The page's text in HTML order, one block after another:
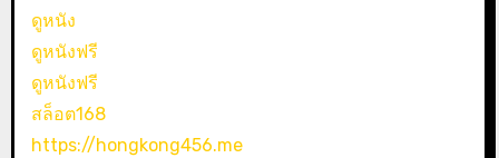
ดูหนัง
ดูหนังฟรี
ดูหนังฟรี
สล็อต168
https://hongkong456.me